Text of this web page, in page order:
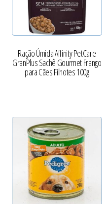
Ração Úmida Affinity PetCare
GranPlus Sachê Gourmet Frango
para Cães Filhotes 100g